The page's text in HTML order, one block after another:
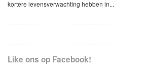
kortere levensverwachting hebben in...
Like ons op Facebook!